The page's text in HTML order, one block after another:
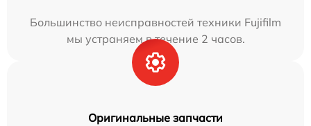
Большинство неисправностей техники Fujifilm
мы устраняем в течение 2 часов.
Оригинальные запчасти